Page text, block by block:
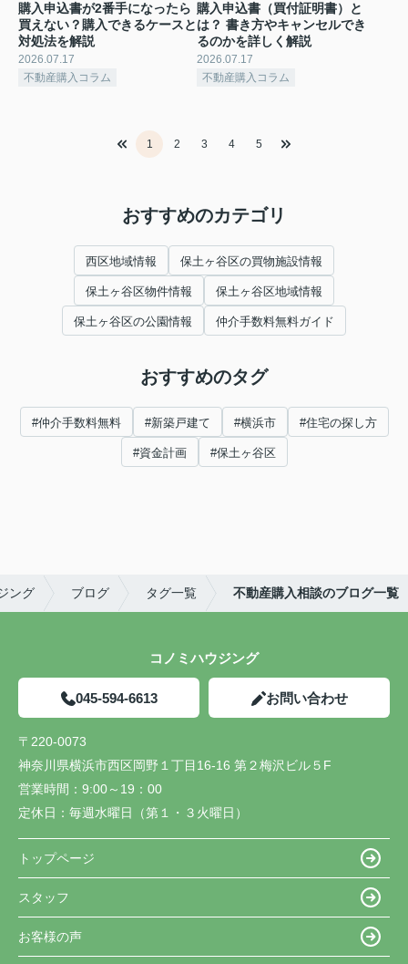
購入申込書が2番手になったら
買えない？購入できるケースと
対処法を解説
2026.07.17
不動産購入コラム
購入申込書（買付証明書）と
は？ 書き方やキャンセルでき
るのかを詳しく解説
2026.07.17
不動産購入コラム
1 2 3 4 5
おすすめのカテゴリ
西区地域情報 保土ヶ谷区の買物施設情報
保土ヶ谷区物件情報 保土ヶ谷区地域情報
保土ヶ谷区の公園情報 仲介手数料無料ガイド
おすすめのタグ
#仲介手数料無料 #新築戸建て #横浜市 #住宅の探し方
#資金計画 #保土ヶ谷区
ング ブログ タグ一覧 不動産購入相談のブログ一覧
コノミハウジング
045-594-6613 お問い合わせ
〒220-0073
神奈川県横浜市西区岡野１丁目16-16 第２梅沢ビル５F
営業時間： 9:00～19：00
定休日： 毎週水曜日（第１・３火曜日）
トップページ
スタッフ
お客様の声